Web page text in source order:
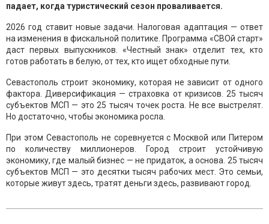
падает, когда туристический сезон проваливается.
2026 год ставит новые задачи. Налоговая адаптация — ответ
на изменения в фискальной политике. Программа «СВОй старт»
даст первых выпускников. «Честный знак» отделит тех, кто
готов работать в белую, от тех, кто ищет обходные пути.
Севастополь строит экономику, которая не зависит от одного
фактора. Диверсификация — страховка от кризисов. 25 тысяч
субъектов МСП — это 25 тысяч точек роста. Не все выстрелят.
Но достаточно, чтобы экономика росла.
При этом Севастополь не соревнуется с Москвой или Питером
по количеству миллионеров. Город строит устойчивую
экономику, где малый бизнес — не придаток, а основа. 25 тысяч
субъектов МСП — это десятки тысяч рабочих мест. Это семьи,
которые живут здесь, тратят деньги здесь, развивают город.